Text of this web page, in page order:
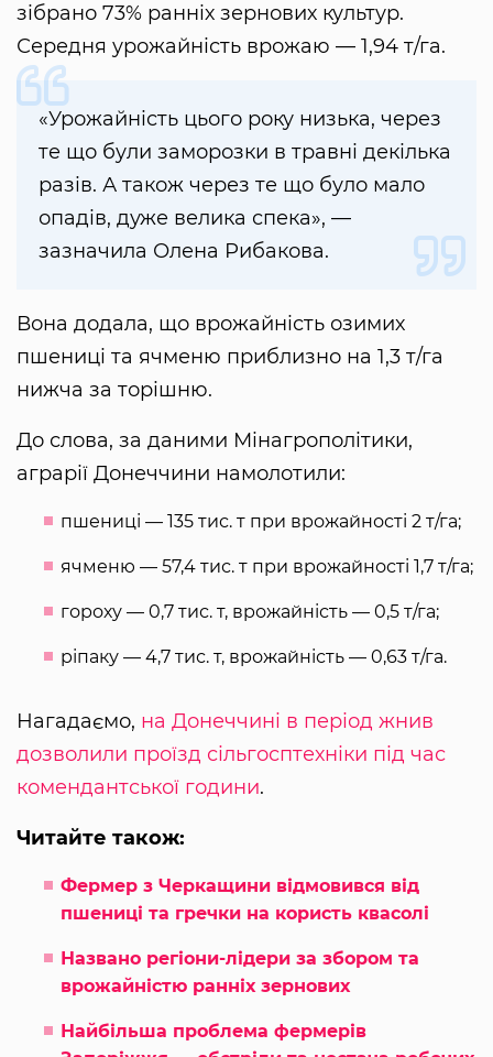
зібрано 73% ранніх зернових культур.
Середня урожайність врожаю — 1,94 т/га.
«Урожайність цього року низька, через
те що були заморозки в травні декілька
разів. А також через те що було мало
опадів, дуже велика спека», —
зазначила Олена Рибакова.
Вона додала, що врожайність озимих
пшениці та ячменю приблизно на 1,3 т/га
нижча за торішню.
До слова, за даними Мінагрополітики,
аграрії Донеччини намолотили:
пшениці — 135 тис. т при врожайності 2 т/га;
ячменю — 57,4 тис. т при врожайності 1,7 т/га;
гороху — 0,7 тис. т, врожайність — 0,5 т/га;
ріпаку — 4,7 тис. т, врожайність — 0,63 т/га.
Нагадаємо, на Донеччині в період жнив
дозволили проїзд сільгосптехніки під час
комендантської години.
Читайте також:
Фермер з Черкащини відмовився від
пшениці та гречки на користь квасолі
Названо регіони-лідери за збором та
врожайністю ранніх зернових
Найбільша проблема фермерів